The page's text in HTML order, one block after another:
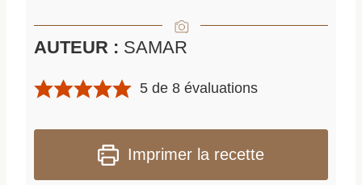
AUTEUR : SAMAR
5 de8 évaluations
Imprimer la recette